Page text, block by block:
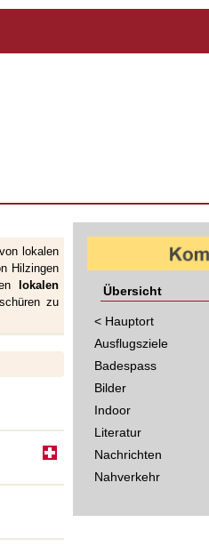
lokalen
Hilzingen
lokalen
zu
Übersicht
< Hauptort
Ausflugsziele
Badespass
Bilder
Indoor
Literatur
Nachrichten
Nahverkehr